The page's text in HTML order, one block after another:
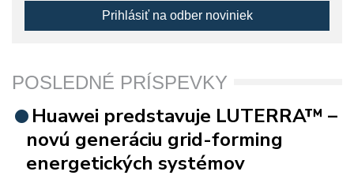
Prihlásiť na odber noviniek
POSLEDNÉ PRÍSPEVKY
Huawei predstavuje LUTERRA™ –
novú generáciu grid-forming
energetických systémov